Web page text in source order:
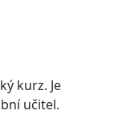
kurz. Je
učitel.